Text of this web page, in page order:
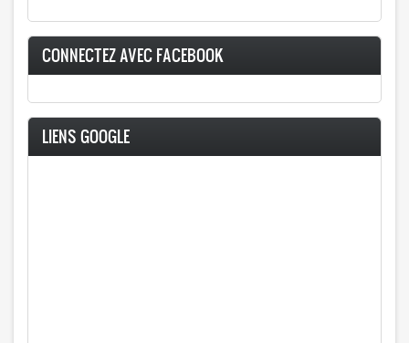
CONNECTEZ AVEC FACEBOOK
LIENS GOOGLE